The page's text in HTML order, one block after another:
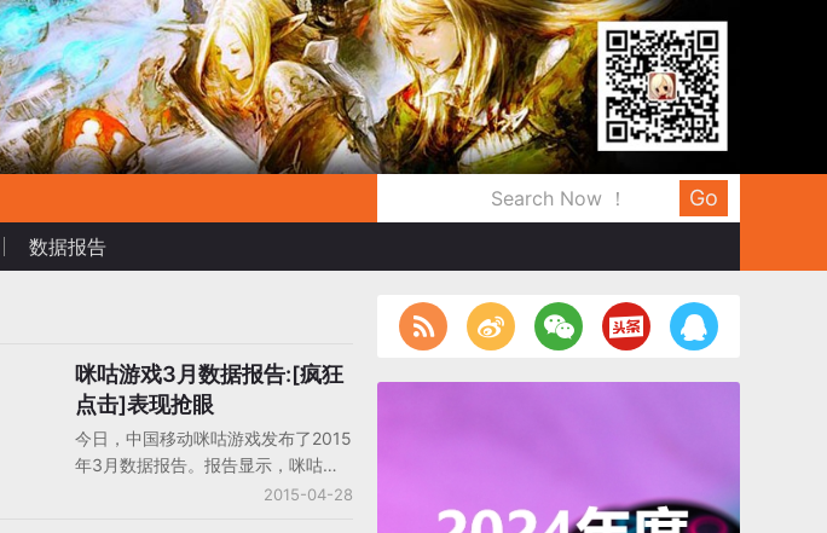
Go
数据报告
咪咕游戏3月数据报告:[疯狂
点击]表现抢眼
今日，中国移动咪咕游戏发布了2015
年3月数据报告。报告显示，咪咕游
戏3月共上线单机游戏463款，其中
2015-04-28